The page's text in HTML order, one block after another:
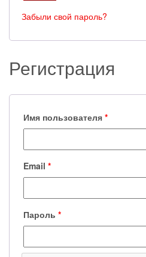
Забыли свой пароль?
Регистрация
Имя пользователя *
Email *
Пароль *